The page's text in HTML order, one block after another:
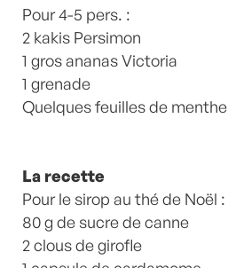
Pour 4-5 pers. :
2 kakis Persimon
1 gros ananas Victoria
1 grenade
Quelques feuilles de menthe
La recette
Pour le sirop au thé de Noël :
80 g de sucre de canne
2 clous de girofle